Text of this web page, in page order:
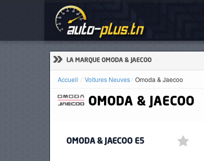
» LA MARQUE OMODA & JAECOO
Accueil Voitures Neuves Omoda & Jaecoo
OMODA & JAECOO
OMODA & JAECOO E5
ACTUALITÉS
VOITURES